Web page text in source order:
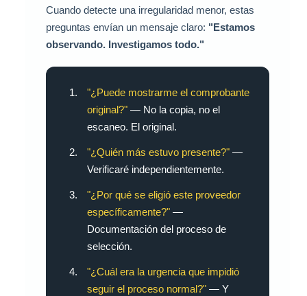
Cuando detecte una irregularidad menor, estas
preguntas envían un mensaje claro: "Estamos
observando. Investigamos todo."
"¿Puede mostrarme el comprobante
original?" — No la copia, no el
escaneo. El original.
"¿Quién más estuvo presente?" —
Verificaré independientemente.
"¿Por qué se eligió este proveedor
específicamente?" —
Documentación del proceso de
selección.
"¿Cuál era la urgencia que impidió
seguir el proceso normal?" — Y